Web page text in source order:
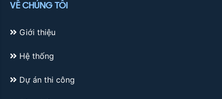
VỀ CHÚNG TÔI
Giới thiệu
Hệ thống
Dự án thi công